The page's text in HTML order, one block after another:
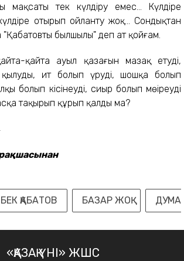
мақсаты тек күлдіру емес... Күлдіре
отырып ойланту жоқ... Сондықтан
былшылы" деп ат қойғам.
қайта ауыл қазағын мазақ етудің,
қылудың, ит болып үрудің, шошқа болып
болып кісінеудің, сиыр болып мөңіреудің
тақырып құрып қалды ма?
ҚАБАТОВ БАЗАР ЖОҚ
«ҚАЗАҚ ҮНІ» ЖШС